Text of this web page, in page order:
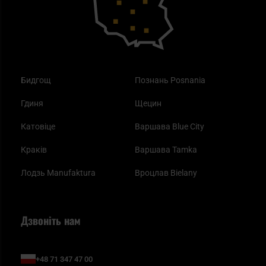
Бидгощ
Гдиня
Катовіце
Краків
Лодзь Manufaktura
Познань Posnania
Щецин
Варшава Blue City
Варшава Tamka
Вроцлав Bielany
Дзвоніть нам
+48 71 347 47 00